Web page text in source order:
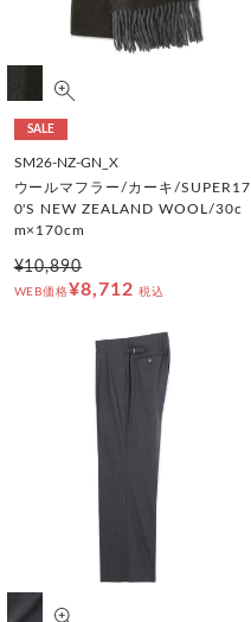
SALE
SM26-NZ-GN_X
ウールマフラー/カーキ/SUPER17
0'S NEW ZEALAND WOOL/30c
m×170cm
¥10,890
WEB価格¥8,712 税込